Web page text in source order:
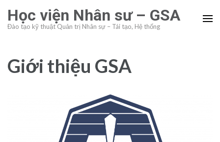
content
Enter)
Học viện Nhân sư – GSA
Đào tạo kỹ thuật Quản trị Nhân sự – Tái tạo, Hệ thống
Giới thiệu GSA